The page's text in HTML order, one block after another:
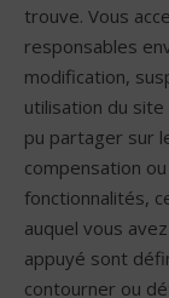
trouve. Vous
responsables
modification,
utilisation du
pu partager sur
compensation
fonctionnalités,
auquel vous
appuyé sont
contourner ou